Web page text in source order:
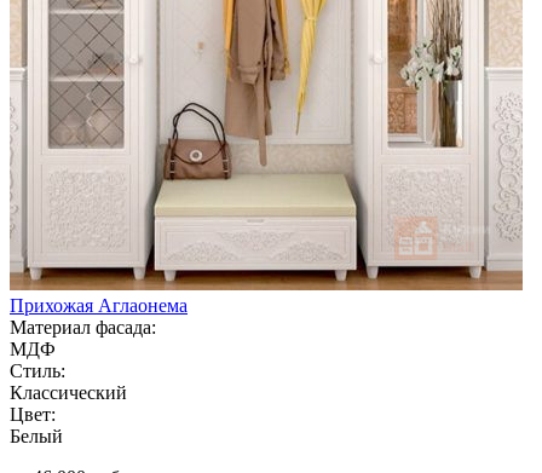
Прихожая Аглаонема
Материал фасада:
МДФ
Стиль:
Классический
Цвет:
Белый